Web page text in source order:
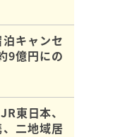
キャンセ
9億円にの
東日本、
二地域居